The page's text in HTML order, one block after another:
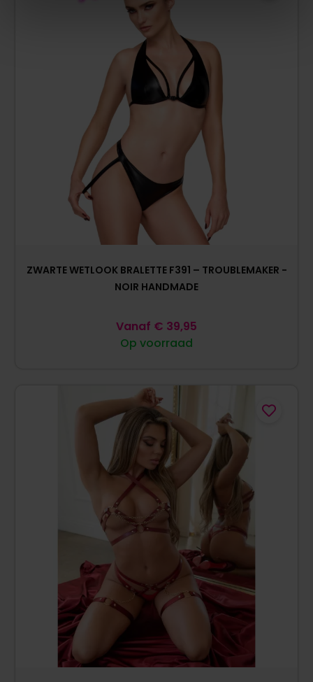
ZWARTE WETLOOK BRALETTE F391 – TROUBLEMAKER -
NOIR HANDMADE
Op voorraad
Vanaf € 39,95